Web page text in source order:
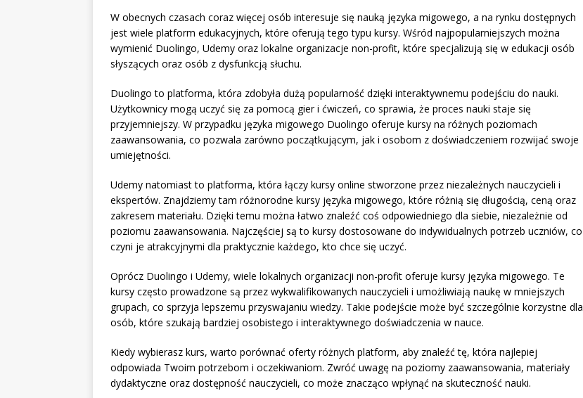
W obecnych czasach coraz więcej osób interesuje się nauką języka migowego, a na rynku dostępnych
jest wiele platform edukacyjnych, które oferują tego typu kursy. Wśród najpopularniejszych można
wymienić Duolingo, Udemy oraz lokalne organizacje non-profit, które specjalizują się w edukacji osób
słyszących oraz osób z dysfunkcją słuchu.
Duolingo to platforma, która zdobyła dużą popularność dzięki interaktywnemu podejściu do nauki.
Użytkownicy mogą uczyć się za pomocą gier i ćwiczeń, co sprawia, że proces nauki staje się
przyjemniejszy. W przypadku języka migowego Duolingo oferuje kursy na różnych poziomach
zaawansowania, co pozwala zarówno początkującym, jak i osobom z doświadczeniem rozwijać swoje
umiejętności.
Udemy natomiast to platforma, która łączy kursy online stworzone przez niezależnych nauczycieli i
ekspertów. Znajdziemy tam różnorodne kursy języka migowego, które różnią się długością, ceną oraz
zakresem materiału. Dzięki temu można łatwo znaleźć coś odpowiedniego dla siebie, niezależnie od
poziomu zaawansowania. Najczęściej są to kursy dostosowane do indywidualnych potrzeb uczniów, co
czyni je atrakcyjnymi dla praktycznie każdego, kto chce się uczyć.
Oprócz Duolingo i Udemy, wiele lokalnych organizacji non-profit oferuje kursy języka migowego. Te
kursy często prowadzone są przez wykwalifikowanych nauczycieli i umożliwiają naukę w mniejszych
grupach, co sprzyja lepszemu przyswajaniu wiedzy. Takie podejście może być szczególnie korzystne dla
osób, które szukają bardziej osobistego i interaktywnego doświadczenia w nauce.
Kiedy wybierasz kurs, warto porównać oferty różnych platform, aby znaleźć tę, która najlepiej
odpowiada Twoim potrzebom i oczekiwaniom. Zwróć uwagę na poziomy zaawansowania, materiały
dydaktyczne oraz dostępność nauczycieli, co może znacząco wpłynąć na skuteczność nauki.